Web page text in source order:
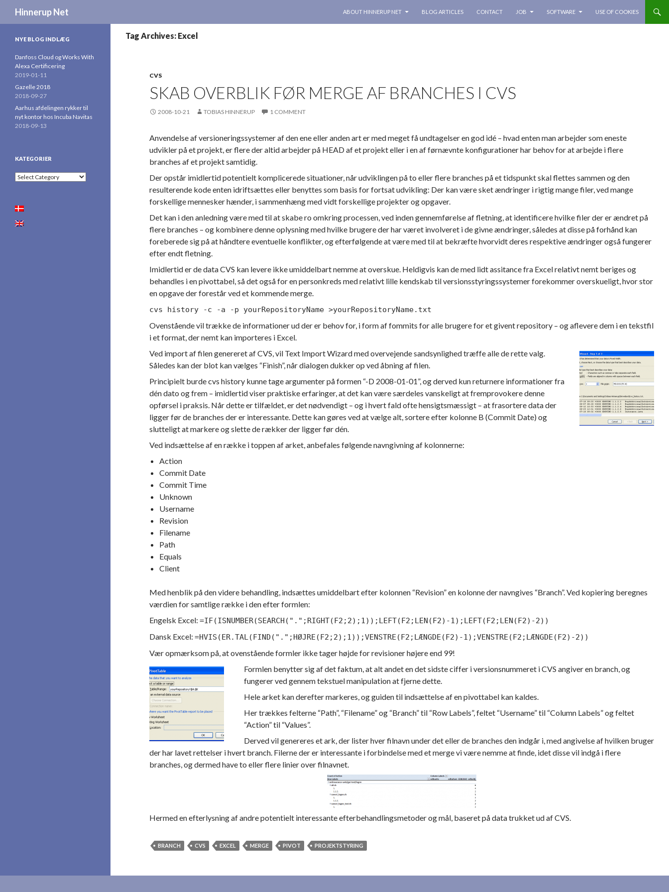
Hinnerup Net
ABOUT HINNERUP NET
BLOG ARTICLES CONTACT JOB SOFTWARE USE OF COOKIES
Tag Archives: Excel
CVS
SKAB OVERBLIK FØR MERGE AF BRANCHES I CVS
2008-10-21 TOBIAS HINNERUP 1 COMMENT
Anvendelse af versioneringssystemer af den ene eller anden art er med meget få undtagelser en god idé – hvad enten man arbejder som eneste
udvikler på et projekt, er flere der altid arbejder på HEAD af et projekt eller i en af førnævnte konfigurationer har behov for at arbejde i flere
branches af et projekt samtidig.
Der opstår imidlertid potentielt komplicerede situationer, når udviklingen på to eller flere branches på et tidspunkt skal flettes sammen og den
resulterende kode enten idriftsættes eller benyttes som basis for fortsat udvikling: Der kan være sket ændringer i rigtig mange filer, ved mange
forskellige mennesker hænder, i sammenhæng med vidt forskellige projekter og opgaver.
Det kan i den anledning være med til at skabe ro omkring processen, ved inden gennemførelse af fletning, at identificere hvilke filer der er ændret på
flere branches – og kombinere denne oplysning med hvilke brugere der har været involveret i de givne ændringer, således at disse på forhånd kan
foreberede sig på at håndtere eventuelle konflikter, og efterfølgende at være med til at bekræfte hvorvidt deres respektive ændringer også fungerer
efter endt fletning.
Imidlertid er de data CVS kan levere ikke umiddelbart nemme at overskue. Heldigvis kan de med lidt assitance fra Excel relativt nemt beriges og
behandles i en pivottabel, så det også for en personkreds med relativt lille kendskab til versionsstyringssystemer forekommer overskueligt, hvor stor
en opgave der forestår ved et kommende merge.
cvs history -c -a -p yourRepositoryName >yourRepositoryName.txt
Ovenstående vil trække de informationer ud der er behov for, i form af fommits for alle brugere for et givent repository – og aflevere dem i en tekstfil
i et format, der nemt kan importeres i Excel.
Ved import af filen genereret af CVS, vil Text Import Wizard med overvejende sandsynlighed træffe alle de rette valg.
Således kan der blot kan vælges “Finish”, når dialogen dukker op ved åbning af filen.
Principielt burde cvs history kunne tage argumenter på formen “-D 2008-01-01”, og derved kun returnere informationer fra
dén dato og frem – imidlertid viser praktiske erfaringer, at det kan være særdeles vanskeligt at fremprovokere denne
opførsel i praksis. Når dette er tilfældet, er det nødvendigt – og i hvert fald ofte hensigtsmæssigt – at frasortere data der
ligger før de branches der er interessante. Dette kan gøres ved at vælge alt, sortere efter kolonne B (Commit Date) og
slutteligt at markere og slette de rækker der ligger før dén.
Ved indsættelse af en række i toppen af arket, anbefales følgende navngivning af kolonnerne:
Action
Commit Date
Commit Time
Unknown
Username
Revision
Filename
Path
Equals
Client
Med henblik på den videre behandling, indsættes umiddelbart efter kolonnen “Revision” en kolonne der navngives “Branch”. Ved kopiering beregnes
værdien for samtlige række i den efter formlen:
Engelsk Excel: =IF(ISNUMBER(SEARCH(".";RIGHT(F2;2);1));LEFT(F2;LEN(F2)-1);LEFT(F2;LEN(F2)-2))
Dansk Excel: =HVIS(ER.TAL(FIND(".";HØJRE(F2;2);1));VENSTRE(F2;LÆNGDE(F2)-1);VENSTRE(F2;LÆNGDE(F2)-2))
Vær opmærksom på, at ovenstående formler ikke tager højde for revisioner højere end 99!
Formlen benytter sig af det faktum, at alt andet en det sidste ciffer i versionsnummeret i CVS angiver en branch, og
fungerer ved gennem tekstuel manipulation at fjerne dette.
Hele arket kan derefter markeres, og guiden til indsættelse af en pivottabel kan kaldes.
Her trækkes felterne “Path”, “Filename” og “Branch” til “Row Labels”, feltet “Username” til “Column Labels” og feltet
“Action” til “Values”.
Derved vil genereres et ark, der lister hver filnavn under det eller de branches den indgår i, med angivelse af hvilken bruger
der har lavet rettelser i hvert branch. Filerne der er interessante i forbindelse med et merge vi være nemme at finde, idet disse vil indgå i flere
branches, og dermed have to eller flere linier over filnavnet.
Hermed en efterlysning af andre potentielt interessante efterbehandlingsmetoder og mål, baseret på data trukket ud af CVS.
BRANCH CVS EXCEL MERGE PIVOT PROJEKTSTYRING
NYE BLOG INDLÆG
Danfoss Cloud og Works With
Alexa Certificering
2019-01-11
Gazelle 2018
2018-09-27
Aarhus afdelingen rykker til
nyt kontor hos Incuba Navitas
2018-09-13
KATEGORIER
Kategorier